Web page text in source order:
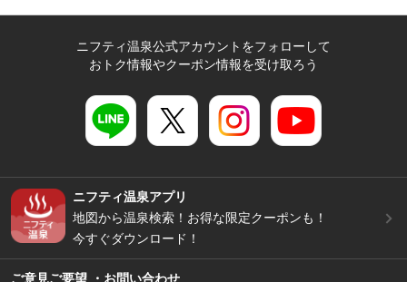
ニフティ温泉公式アカウントをフォローして
おトク情報やクーポン情報を受け取ろう
ニフティ温泉アプリ
地図から温泉検索！お得な限定クーポンも！
今すぐダウンロード！
ご意見ご要望 ・お問い合わせ